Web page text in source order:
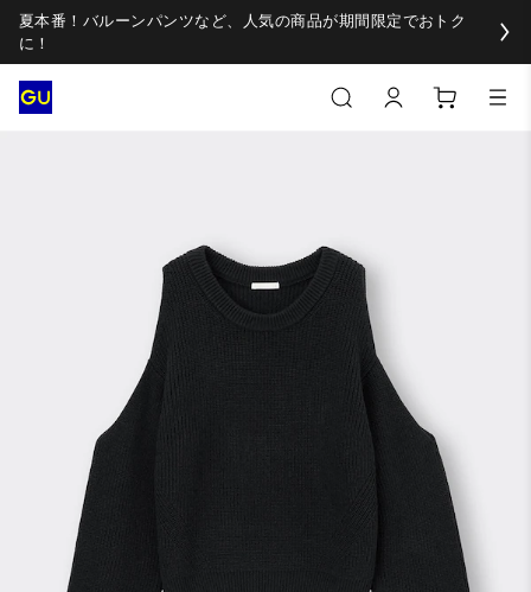
夏本番！バルーンパンツなど、人気の商品が期間限定でおトク
に！